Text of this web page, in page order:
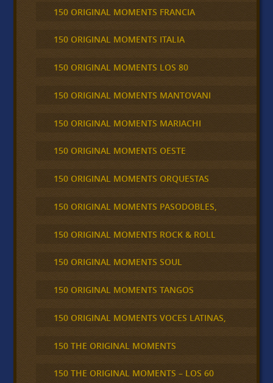
150 ORIGINAL MOMENTS FRANCIA
150 ORIGINAL MOMENTS ITALIA
150 ORIGINAL MOMENTS LOS 80
150 ORIGINAL MOMENTS MANTOVANI
150 ORIGINAL MOMENTS MARIACHI
150 ORIGINAL MOMENTS OESTE
150 ORIGINAL MOMENTS ORQUESTAS
150 ORIGINAL MOMENTS PASODOBLES,
150 ORIGINAL MOMENTS ROCK & ROLL
150 ORIGINAL MOMENTS SOUL
150 ORIGINAL MOMENTS TANGOS
150 ORIGINAL MOMENTS VOCES LATINAS,
150 THE ORIGINAL MOMENTS
150 THE ORIGINAL MOMENTS – LOS 60